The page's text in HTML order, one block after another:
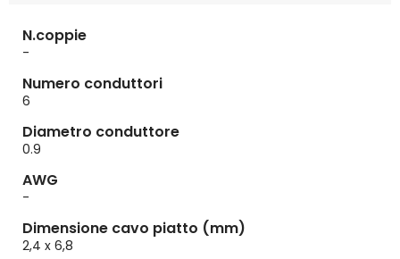
N.coppie
-
Numero conduttori
6
Diametro conduttore
0.9
AWG
-
Dimensione cavo piatto (mm)
2,4 x 6,8